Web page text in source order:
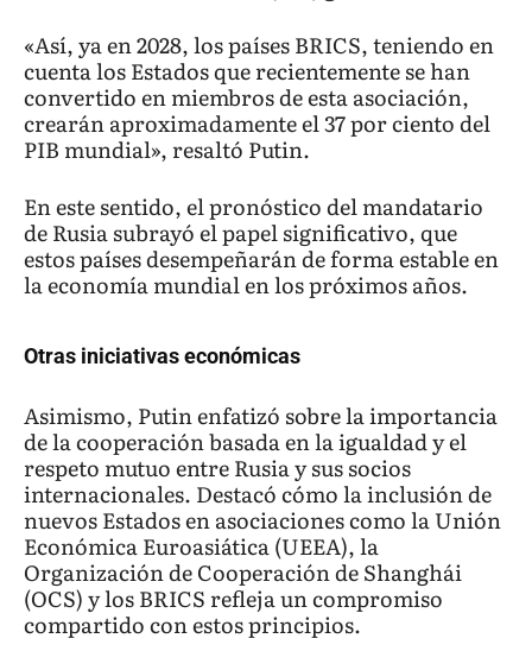
«Así, ya en 2028, los países BRICS, teniendo en
cuenta los Estados que recientemente se han
convertido en miembros de esta asociación,
crearán aproximadamente el 37 por ciento del
PIB mundial», resaltó Putin.
En este sentido, el pronóstico del mandatario
de Rusia subrayó el papel significativo, que
estos países desempeñarán de forma estable en
la economía mundial en los próximos años.
Otras iniciativas económicas
Asimismo, Putin enfatizó sobre la importancia
de la cooperación basada en la igualdad y el
respeto mutuo entre Rusia y sus socios
internacionales. Destacó cómo la inclusión de
nuevos Estados en asociaciones como la Unión
Económica Euroasiática (UEEA), la
Organización de Cooperación de Shanghái
(OCS) y los BRICS refleja un compromiso
compartido con estos principios.